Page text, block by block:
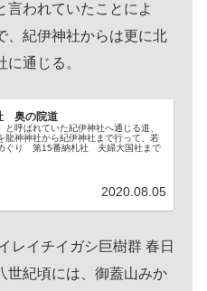
言われていたことによ
、紀伊神社からは更に北
通じる。
奥の院道
と呼ばれていた紀伊神社へ通じる道、
龍神神社から紀伊神社まで行って、若
ぐり 第15番納札社 夫婦大国社まで
2020.08.05
レイチイガシ巨樹群 春日
世紀頃には、御蓋山みか